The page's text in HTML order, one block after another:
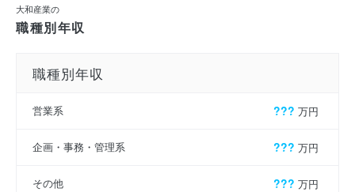
大和産業の
職種別年収
職種別年収
営業系 ??? 万円
企画・事務・管理系 ??? 万円
その他 ??? 万円